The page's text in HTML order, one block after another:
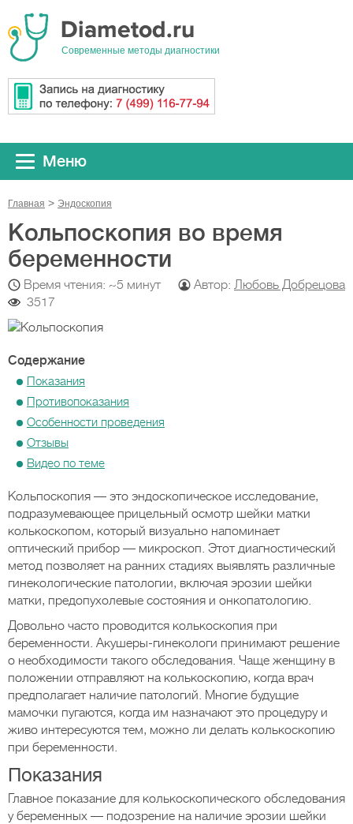
Cовременные методы диагностики
Меню
Главная Эндоскопия
Кольпоскопия во время
беременности
Время чтения: ~5 минут Автор: Любовь Добрецова
3517
Содержание
Показания
Противопоказания
Особенности проведения
Отзывы
Видео по теме
Кольпоскопия — это эндоскопическое исследование,
подразумевающее прицельный осмотр шейки матки
колькоскопом, который визуально напоминает
оптический прибор — микроскоп. Этот диагностический
метод позволяет на ранних стадиях выявлять различные
гинекологические патологии, включая эрозии шейки
матки, предопухолевые состояния и онкопатологию.
Довольно часто проводится колькоскопия при
беременности. Акушеры-гинекологи принимают решение
о необходимости такого обследования. Чаще женщину в
положении отправляют на колькоскопию, когда врач
предполагает наличие патологий. Многие будущие
мамочки пугаются, когда им назначают это процедуру и
живо интересуются тем, можно ли делать колькоскопию
при беременности.
Показания
Главное показание для колькоскопического обследования
у беременных — подозрение на наличие эрозии шейки